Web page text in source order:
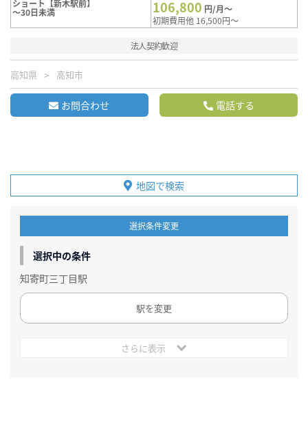
ショート【新木駅前】
～30日未満 106,800 円/月～
初期費用他 16,500円～
法人契約歓迎
高知県 高知市
お問合わせ 電話する
地図で検索
選択条件変更
選択中の条件
知寄町三丁目駅
駅を変更
さらに表示